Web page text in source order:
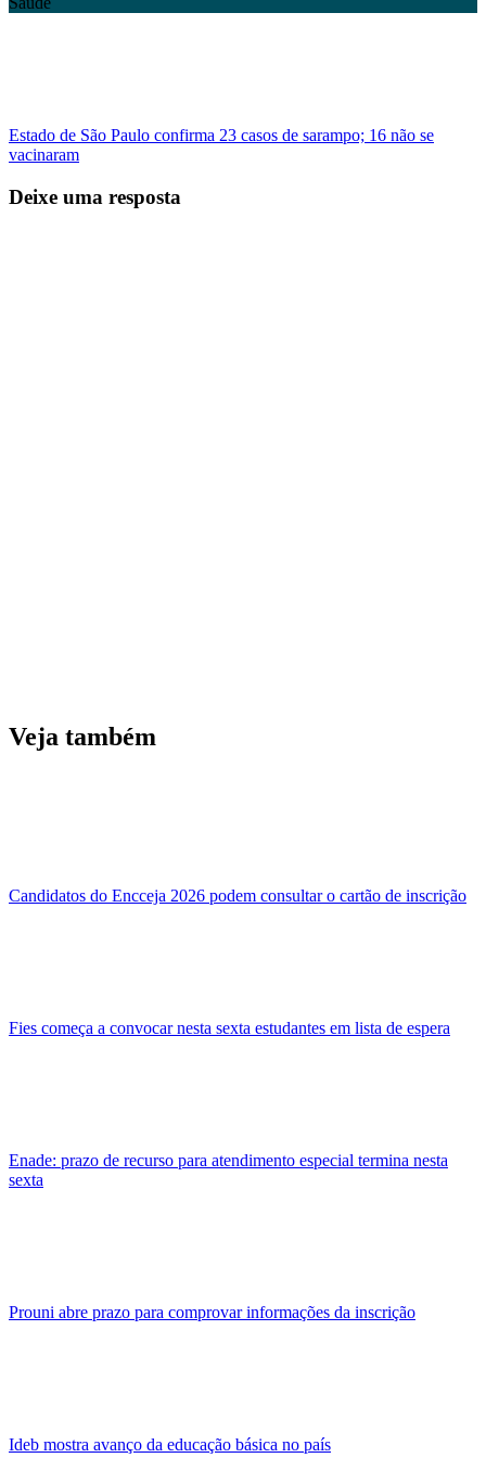
Estado de São Paulo confirma 23 casos de sarampo; 16 não se
vacinaram
Deixe uma resposta
Veja também
Candidatos do Encceja 2026 podem consultar o cartão de inscrição
Fies começa a convocar nesta sexta estudantes em lista de espera
Enade: prazo de recurso para atendimento especial termina nesta
sexta
Prouni abre prazo para comprovar informações da inscrição
Ideb mostra avanço da educação básica no país